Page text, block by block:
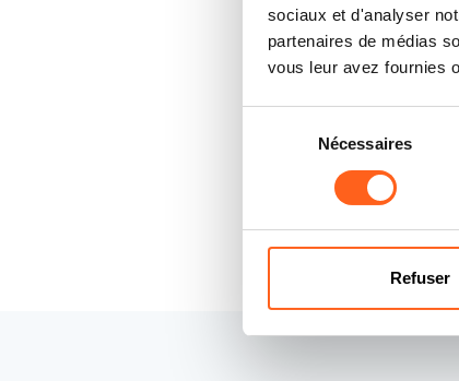
sociaux et d'analyser
partenaires de médias
vous leur avez fournies
consentement
Nécessaires
Refuser